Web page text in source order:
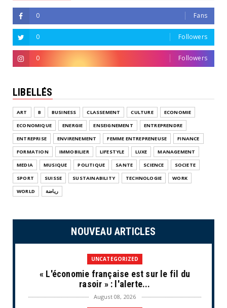
0 Fans
0 Followers
0 Followers
LIBELLÉS
ART B BUSINESS CLASSEMENT CULTURE
ECONOMIE
ECONOMIQUE
ENERGIE ENSEIGNEMENT
ENTREPRENDRE
ENTREPRISE
ENVIRENEMENT FEMME ENTREPRENEUSE
FINANCE
FORMATION
IMMOBILIER LIFESTYLE LUXE
MANAGEMENT
MEDIA
MUSIQUE POLITIQUE SANTE SCIENCE
SOCIETE
SPORT
SUISSE SUSTAINABILITY TECHNOLOGIE
WORK
WORLD
رياضة
NOUVEAU ARTICLES
UNCATEGORIZED
« L'économie française est sur le fil du
rasoir » : l'alerte...
August 08, 2026